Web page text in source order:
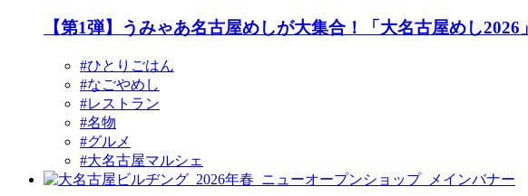
【第1弾】うみゃあ名古屋めしが大集合！「大名古屋めし2026
#ひとりごはん
#なごやめし
#レストラン
#名物
#グルメ
#大名古屋マルシェ